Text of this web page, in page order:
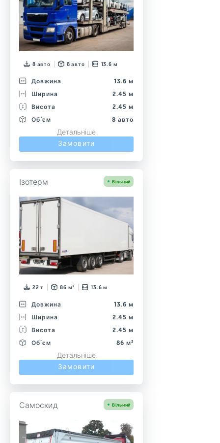
8 авто 8 авто 13.6 м
Довжина
13.6 м
Ширина
2.45 м
Висота
2.45 м
Об`єм
8 авто
Детальніше
Замовити
Ізотерм Вільний
22 т 86 м³ 13.6 м
Довжина
13.6 м
Ширина
2.45 м
Висота
2.45 м
Об`єм
86 м³
Детальніше
Замовити
Самоскид Вільний